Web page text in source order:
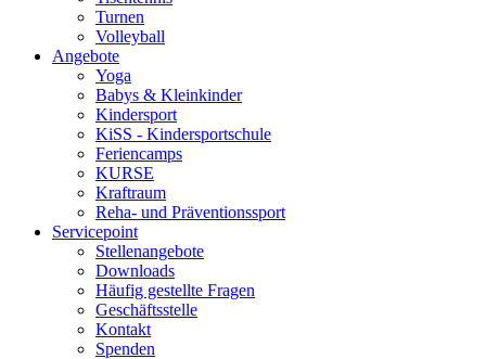
Turnen
Volleyball
Angebote
Yoga
Babys & Kleinkinder
Kindersport
KiSS - Kindersportschule
Feriencamps
KURSE
Kraftraum
Reha- und Präventionssport
Servicepoint
Stellenangebote
Downloads
Häufig gestellte Fragen
Geschäftsstelle
Kontakt
Spenden